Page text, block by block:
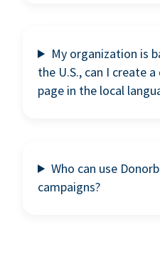
My organization is
the U.S., can I create
page in the local
Who can use
campaigns?